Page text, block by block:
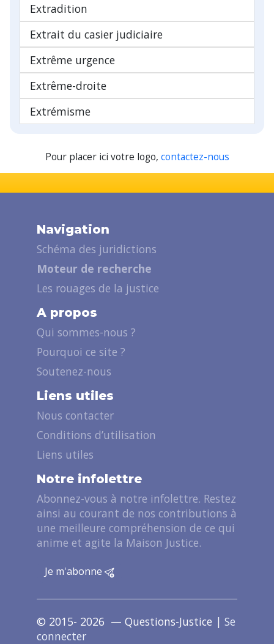
Extradition
Extrait du casier judiciaire
Extrême urgence
Extrême-droite
Extrémisme
Pour placer ici votre logo, contactez-nous
Navigation
Schéma des juridictions
Moteur de recherche
Les rouages de la justice
A propos
Qui sommes-nous ?
Pourquoi ce site ?
Soutenez-nous
Liens utiles
Nous contacter
Conditions d’utilisation
Liens utiles
Notre infolettre
Abonnez-vous à notre infolettre. Restez
ainsi au courant de nos contributions à
une meilleure compréhension de ce qui
anime et agite la Maison Justice.
Je m'abonne
© 2015- 2026 — Questions-Justice | Se
connecter